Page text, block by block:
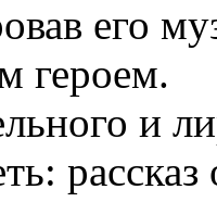
его
героем.
и